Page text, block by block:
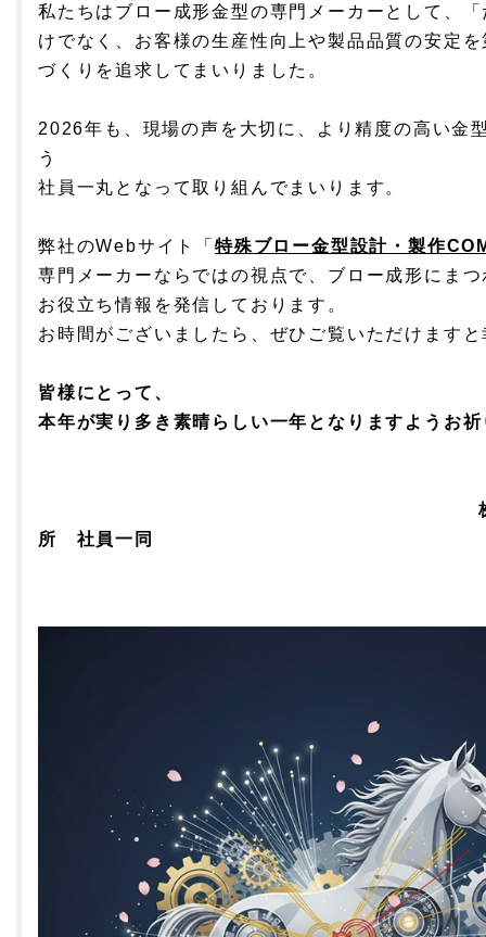
私たちはブロー成形金型の専門メーカーとして、
けでなく、お客様の生産性向上や製品品質の安定
づくりを追求してまいりました。
2026年も、現場の声を大切に、より精度の高い金
う
社員一丸となって取り組んでまいります。
弊社のWebサイト「 特殊ブロー金型設計・製作
専門メーカーならではの視点で、ブロー成形にまつ
お役立ち情報を発信しております。
お時間がございましたら、ぜひご覧いただけます
皆様にとって、
本年が実り多き素晴らしい一年となりますよう お
株式会社中
所 社員一同